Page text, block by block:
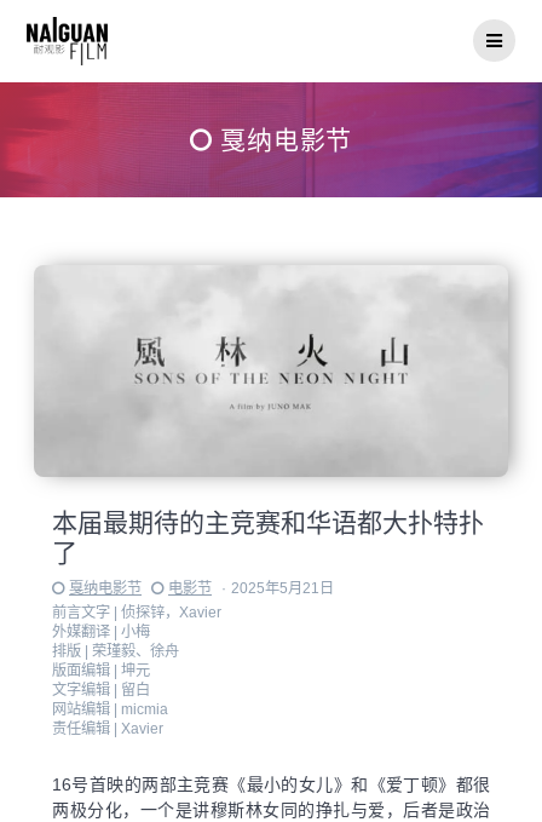
戛纳电影节
本届最期待的主竞赛和华语都大扑特扑
了
戛纳电影节 电影节 · 2025年5月21日
前言文字 | 侦探锌，Xavier
外媒翻译 | 小梅
排版 | 荣瑾毅、徐舟
版面编辑 | 坤元
文字编辑 | 留白
网站编辑 | micmia
责任编辑 | Xavier
16号首映的两部主竞赛《最小的女儿》和《爱丁顿》都很
两极分化，一个是讲穆斯林女同的挣扎与爱，后者是政治